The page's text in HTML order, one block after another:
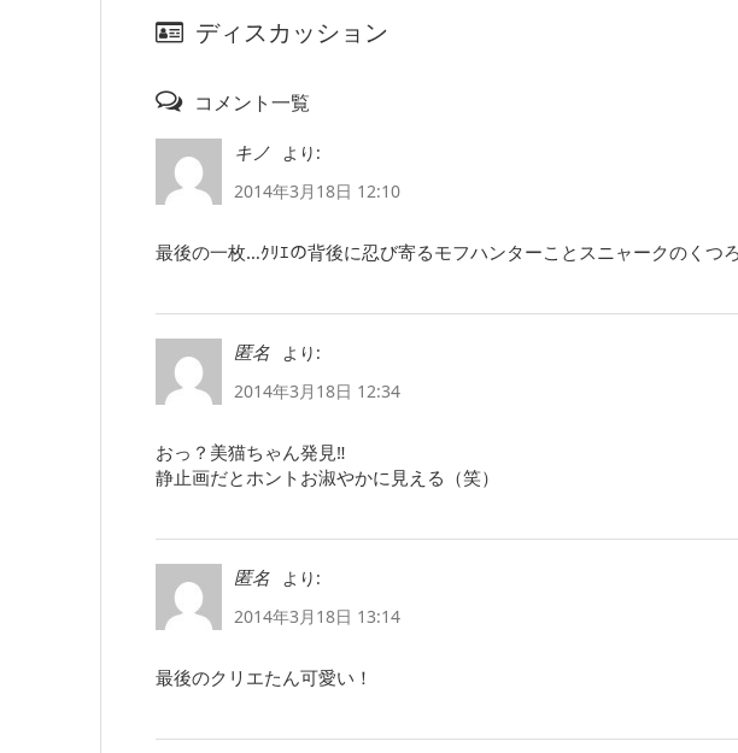
ディスカッション
コメント一覧
キノ
より:
2014年3月18日 12:10
最後の一枚…ｸﾘｴの背後に忍び寄るモフハンターことスニャークのくつ
匿名
より:
2014年3月18日 12:34
おっ？美猫ちゃん発見‼
静止画だとホントお淑やかに見える（笑）
匿名
より:
2014年3月18日 13:14
最後のクリエたん可愛い！